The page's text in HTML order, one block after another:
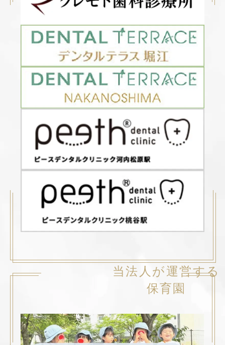
当法人が運営する
保育園